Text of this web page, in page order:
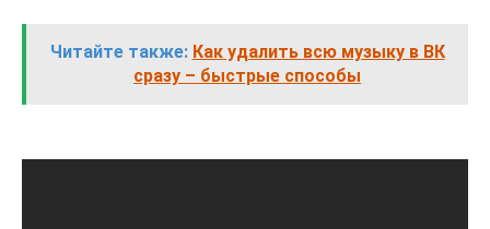
Читайте также: Как удалить всю музыку в ВК
сразу – быстрые способы